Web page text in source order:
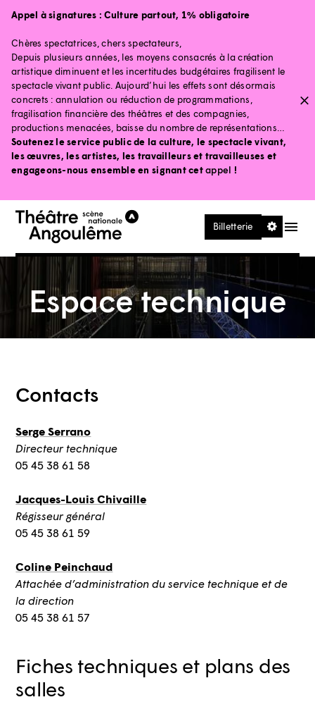
Aller au contenu principal
Aller au pied de page
Appel à signatures :Culture partout, 1% obligatoire
Chères spectatrices, chers spectateurs,
Depuis plusieurs années, les moyens consacrés à la création
artistique diminuent et les incertitudes budgétaires fragilisent le
spectacle vivant public. Aujourd’hui les effets sont désormais
concrets : annulation ou réduction de programmations,
fragilisation financière des théâtres et des compagnies,
productions menacées, baisse du nombre de représentations…
Soutenez le service public de la culture, le spectacle vivant,
les œuvres, les artistes, les travailleurs et travailleuses et
engageons-nous ensemble en signant cetappel !
Billetterie Ouvrir
Espace technique
Contacts
Serge Serrano
Directeur technique
05 45 38 61 58
Jacques-Louis Chivaille
Régisseur général
05 45 38 61 59
Coline Peinchaud
Attachée d’administration du service technique et de
la direction
05 45 38 61 57
Fiches techniques et plans des
salles